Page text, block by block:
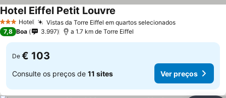
3 EstrelasHotel Vistas da Torre Eiffel em quartos selecionados
Hotel Eiffel Petit Louvre
7,8 Boa 3.997 a 1.7 km de Torre Eiffel
De € 103
Consulte os preços de 11 sites Ver preços